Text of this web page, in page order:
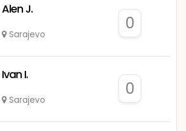
Alen J.
Sarajevo
0
Ivan I.
Sarajevo
0